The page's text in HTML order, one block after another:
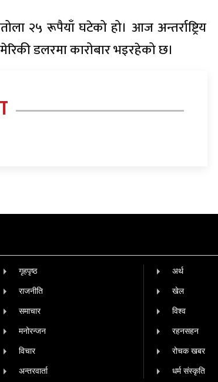
२५ रूपैयाँ घटेको हो। आज अन्तर्राष्ट्रिय
डलरमा कारोबार भइरहेको छ।
गृहपृष्‍ठ
राजनीति
समाचार
मनोरन्जन
विचार
अन्तरवार्ता
अर्थ
खेल
विश्व
रहनसहन
रोचक खबर
धर्म संस्कृति